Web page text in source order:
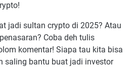
jadi sultan crypto di 2025? Atau
Coba deh tulis
komentar! Siapa tau kita bisa
saling bantu buat jadi investor